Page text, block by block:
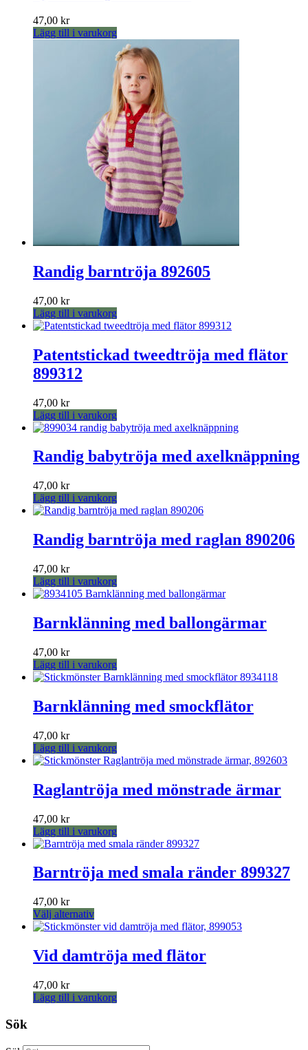
olika
alternativen
väljas
produktsidan
47,00 kr
Lägg till i varukorg
Randig barntröja 892605
47,00 kr
Lägg till i varukorg
Patentstickad tweedtröja med flätor
899312
47,00 kr
Lägg till i varukorg
Randig babytröja med axelknäppning
47,00 kr
Lägg till i varukorg
Randig barntröja med raglan 890206
47,00 kr
Lägg till i varukorg
Barnklänning med ballongärmar
47,00 kr
Lägg till i varukorg
Barnklänning med smockflätor
47,00 kr
Lägg till i varukorg
Raglantröja med mönstrade ärmar
47,00 kr
Lägg till i varukorg
Barntröja med smala ränder 899327
47,00 kr
Välj alternativDen
här
har
flera
olika
Vid damtröja med flätor
47,00 kr
Lägg till i varukorg
Sök